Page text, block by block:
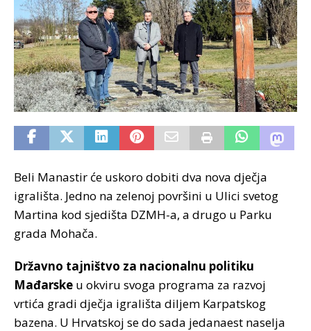
Beli Manastir će uskoro dobiti dva nova dječja
igrališta. Jedno na zelenoj površini u Ulici svetog
Martina kod sjedišta DZMH-a, a drugo u Parku
grada Mohača.
Državno tajništvo za nacionalnu politiku
Mađarske u okviru svoga programa za razvoj
vrtića gradi dječja igrališta diljem Karpatskog
bazena. U Hrvatskoj se do sada jedanaest naselja